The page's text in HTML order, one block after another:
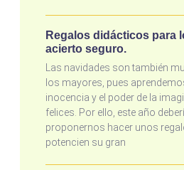
Regalos didácticos para
acierto seguro.
Las navidades son también
los mayores, pues
inocencia y el poder de la
felices. Por ello, este año
proponernos hacer unos
potencien su gran